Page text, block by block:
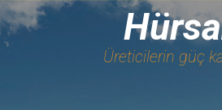
Dil Seçimi
Üreticilerin güç